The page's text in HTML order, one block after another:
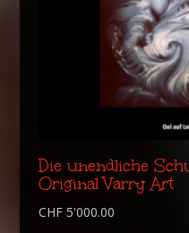
Die unendliche
Original Varry Art
CHF5'000.00